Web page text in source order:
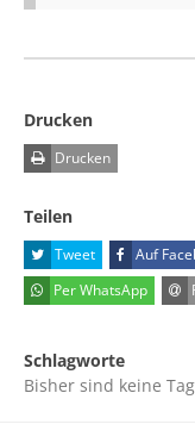
Drucken
Drucken
Teilen
Tweet Auf
Per WhatsApp
Schlagworte
Bisher sind keine